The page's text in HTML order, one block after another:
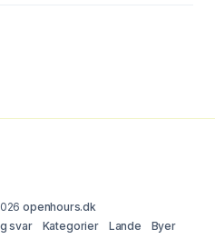
openhours.dk
svar Kategorier Lande
Byer